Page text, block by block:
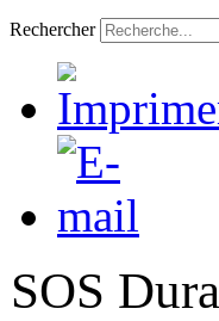
Rechercher
SOS